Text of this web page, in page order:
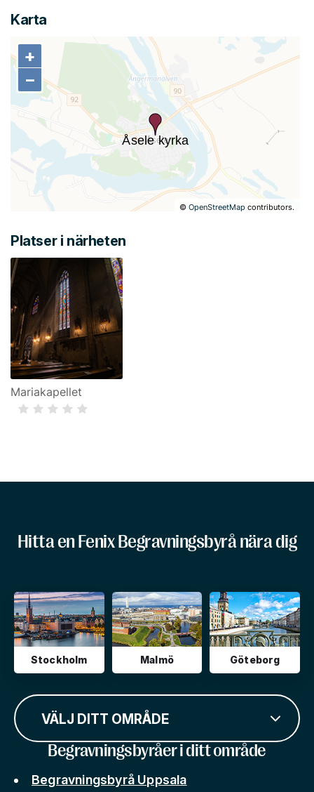
Karta
+
−
©OpenStreetMap contributors.
+
−
Platser i närheten
Mariakapellet
Hitta en Fenix Begravningsbyrå nära dig
Stockholm Malmö Göteborg
VÄLJ DITT OMRÅDE
Begravningsbyråer i ditt område
Begravningsbyrå Uppsala